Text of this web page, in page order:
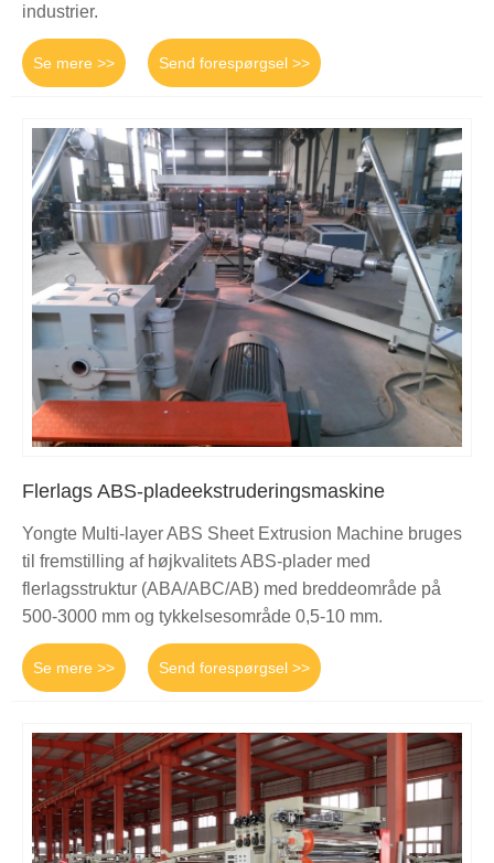
industrier.
Se mere >> Send forespørgsel >>
Flerlags ABS-pladeekstruderingsmaskine
Yongte Multi-layer ABS Sheet Extrusion Machine bruges
til fremstilling af højkvalitets ABS-plader med
flerlagsstruktur (ABA/ABC/AB) med breddeområde på
500-3000 mm og tykkelsesområde 0,5-10 mm.
Se mere >> Send forespørgsel >>